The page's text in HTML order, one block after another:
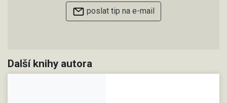
poslat tip na e-mail
Další knihy autora